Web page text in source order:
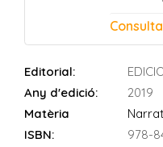
Editorial:
Any d'edició:
2019
Matèria
ISBN:
978-